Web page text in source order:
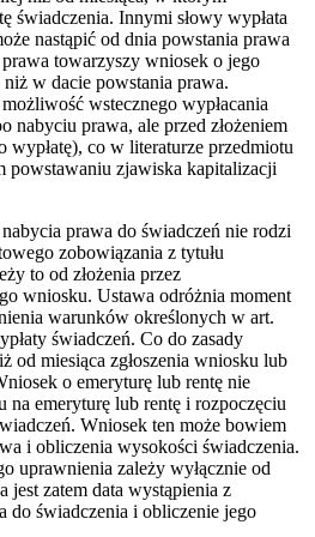
świadczenia. Innymi słowy wypłata
nastąpić od dnia powstania prawa
towarzyszy wniosek o jego
w dacie powstania prawa.
wstecznego wypłacania
nabyciu prawa, ale przed złożeniem
wypłatę), co w literaturze przedmiotu
powstawaniu zjawiska kapitalizacji
prawa do świadczeń nie rodzi
zobowiązania z tytułu
to od złożenia przez
wniosku. Ustawa odróżnia moment
warunków określonych w art.
świadczeń. Co do zasady
od miesiąca zgłoszenia wniosku lub
o emeryturę lub rentę nie
na emeryturę lub rentę i rozpoczęciu
Wniosek ten może bowiem
i obliczenia wysokości świadczenia.
uprawnienia zależy wyłącznie od
jest zatem data wystąpienia z
do świadczenia i obliczenie jego